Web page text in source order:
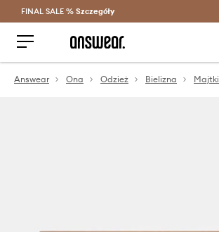
Oszczędzaj z Answear Club >
FINAL SALE % Szczegóły
Answear Ona Odzież Bielizna Majtki